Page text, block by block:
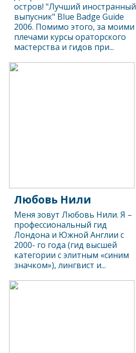
остров! "Лучший иностранный
выпусник" Blue Badge Guide
2006. Помимо этого, за моими
плечами курсы ораторского
мастерства и гидов при...
Любовь Нили
Меня зовут Любовь Нили. Я –
профессиональный гид
Лондона и Южной Англии с
2000- го года (гид высшей
категории с элитным «синим
значком»), лингвист и...